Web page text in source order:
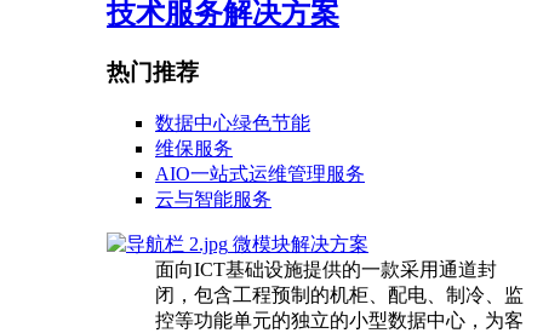
技术服务解决方案
热门推荐
数据中心绿色节能
维保服务
AIO一站式运维管理服务
云与智能服务
微模块解决方案
面向ICT基础设施提供的一款采用通道封
闭，包含工程预制的机柜、配电、制冷、监
控等功能单元的独立的小型数据中心，为客